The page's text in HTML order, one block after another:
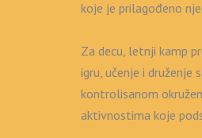
koje je prilagođeno
Za decu, letnji kamp
igru, učenje i druženje
kontrolisanom
aktivnostima koje